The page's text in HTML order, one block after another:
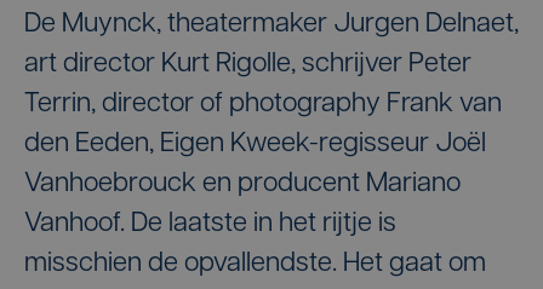
De Muynck, theatermaker Jurgen Delnaet,
art director Kurt Rigolle, schrijver Peter
Terrin, director of photography Frank van
den Eeden, Eigen Kweek-regisseur Joël
Vanhoebrouck en producent Mariano
Vanhoof. De laatste in het rijtje is
misschien de opvallendste. Het gaat om